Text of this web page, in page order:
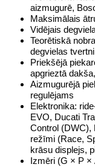
aizmugurē,
Maksimālais
Vidējais
Teorētiskā
degvielas tvertni
Priekšējā
apgrieztā
Aizmugurējā
regulējams
Elektronika:
EVO, Ducati
Control (DWC),
režīmi (Race,
krāsu displejs,
Izmēri (G × P ×